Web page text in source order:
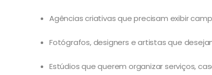
Agências criativas que precisam exibir
Fotógrafos, designers e artistas que
Estúdios que querem organizar serviços,